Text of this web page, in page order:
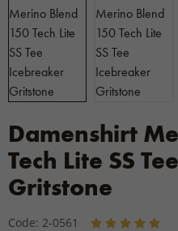
Damenshirt
Tech Lite SS
Gritstone
Code: 2-0561